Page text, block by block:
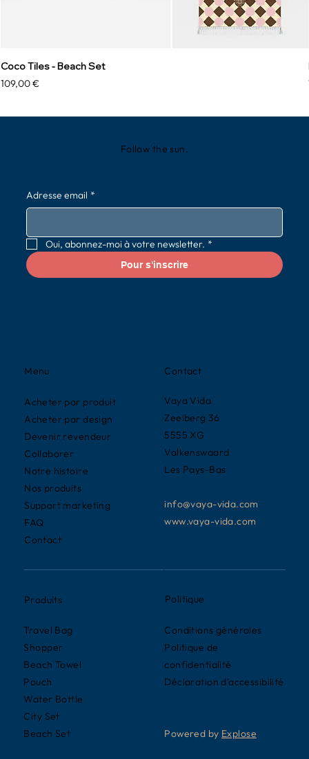
Coco Tiles - Beach Set
Prix
109,00 €
Contact
Vaya Vida
Zeelberg 36
5555 XG
Valkenswaard
Les Pays-Bas
info@vaya-vida.com
www.vaya-vida.com
Menu
Acheter par produit
Acheter par design
Devenir revendeur
Collaborer
Notre histoire
Nos produits
Support marketing
FAQ
Contact
Produits
Travel Bag
Shopper
Beach Towel
Pouch
Water Bottle
City Set
Beach Set
Politique
Conditions générales
Politique de
confidentialité
Déclaration d'accessibilité
Powered by Explose
Follow the sun.
Adresse email *
Oui, abonnez-moi à votre newsletter. *
Pour s'inscrire